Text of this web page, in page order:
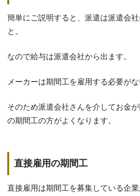
簡単にご説明すると、派遣は派遣会
と。
なので給与は派遣会社から出ます。
メーカーは期間工を雇用する必要がな
そのため派遣会社さんを介してお金
の期間工の方がよくなります。
直接雇用の期間工
直接雇用は期間工を募集している企